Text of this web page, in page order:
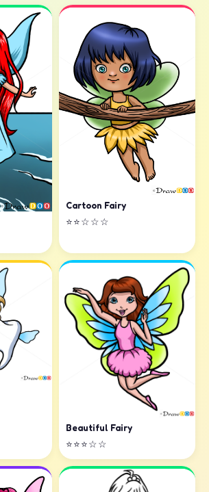
Cartoon Fairy
⭐⭐☆☆☆
Beautiful Fairy
⭐⭐⭐☆☆